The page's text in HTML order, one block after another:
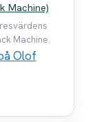
Machine)
Machine.
Olof